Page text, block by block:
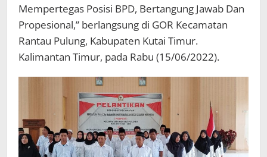
Mempertegas Posisi BPD, Bertangung Jawab Dan
Propesional,” berlangsung di GOR Kecamatan
Rantau Pulung, Kabupaten Kutai Timur.
Kalimantan Timur, pada Rabu (15/06/2022).